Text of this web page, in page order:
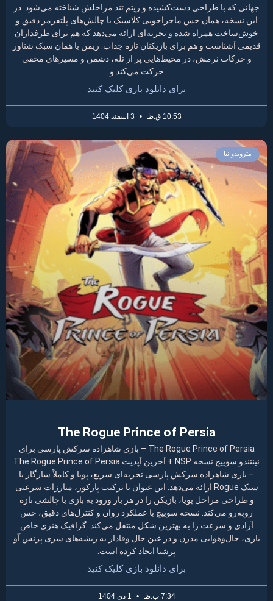
جهانی که با طراحی دست‌کشیده و ریتم تند مراحلش شناخته می‌شود. در
این نسخه، همان حس ماجراجویی کلاسیک با چالش‌های پلتفرمر دقیق و
خوش‌ساخت همراه شده و تجربه‌ای ارائه می‌دهد که هم برای طرفداران
قدیمی آشناست و هم برای بازیکنان تازه جذاب. ریمن با همان سبک شناور
و حرکات نرمش، در محیط‌هایی پر از تله، دشمن و مسیرهای مخفی
حرکت می‌کند و
برای دانلود بازی کلیک کنید
10:53 ق.ظ
مترویدوانیا
The Rogue Prince of Persia
The Rogue Prince of Persia – بازی شاهزاده سرکش پارسی برای
نینتندو سوییچ نسخه NSP + آخرین آپدیت The Rogue Prince of Persia
– بازی شاهزاده سرکش پارسی تجربه‌ای سریع، پویا و کاملاً سازگار با
سبک Rogue ارائه می‌دهد. این عنوان با ترکیب پارکور، مبارزات سرعتی
و طراحی مراحل پویا، بازیکن را در هر بار ورود به بازی با چالشی تازه
روبه‌رو می‌کند. نسخه سوییچ با عملکرد روان و کنترل‌های دقیق، حس
آزادی و سرعت را به بهترین شکل منتقل می‌کند. گرافیک هنری خاص
بازی، حال‌وهوایی مدرن و در عین حال وفادار به ریشه‌های سری پرنس آو
پرشیا ایجاد کرده است.
برای دانلود بازی کلیک کنید
7:34 ب.ظ